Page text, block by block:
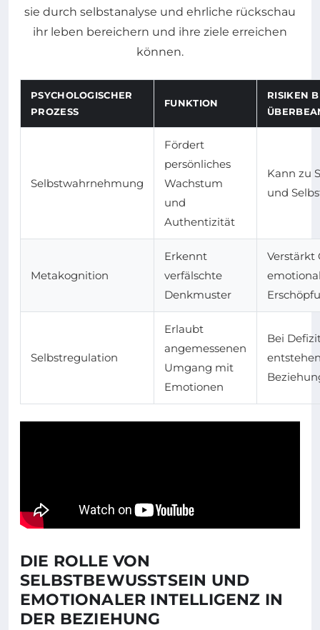
PSYCHOLOGISCHER
PROZESS
FUNKTION
RISIKEN
Selbstwahrnehmung
Fördert
persönliches
Wachstum
und
Authentizität
Kann zu
und
Metakognition
Erkennt
verfälschte
Denkmuster
Verstärkt
Selbstregulation
Erlaubt
angemessenen
Umgang mit
Emotionen
Bei
DIE ROLLE VON
SELBSTBEWUSSTSEIN UND
EMOTIONALER INTELLIGENZ IN
DER BEZIEHUNG